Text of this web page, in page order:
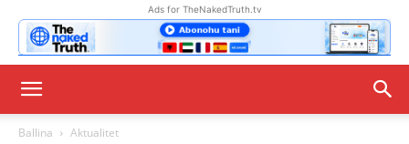
Ads for TheNakedTruth.tv
Ballina Aktualitet